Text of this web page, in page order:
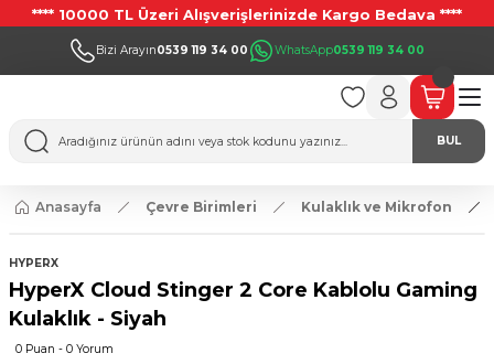
**** 10000 TL Üzeri Alışverişlerinizde Kargo Bedava ****
Bizi Arayın0539 119 34 00 WhatsApp0539 119 34 00
BUL
Anasayfa Çevre Birimleri Kulaklık ve Mikrofon
HYPERX
HyperX Cloud Stinger 2 Core Kablolu Gaming
Kulaklık - Siyah
0 Puan - 0 Yorum